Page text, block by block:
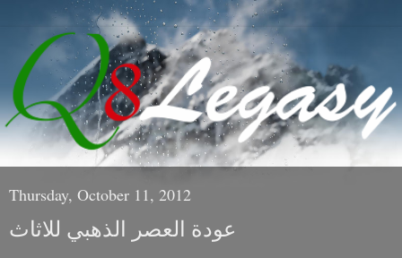
Thursday, October 11, 2012
عودة العصر الذهبي للاثاث